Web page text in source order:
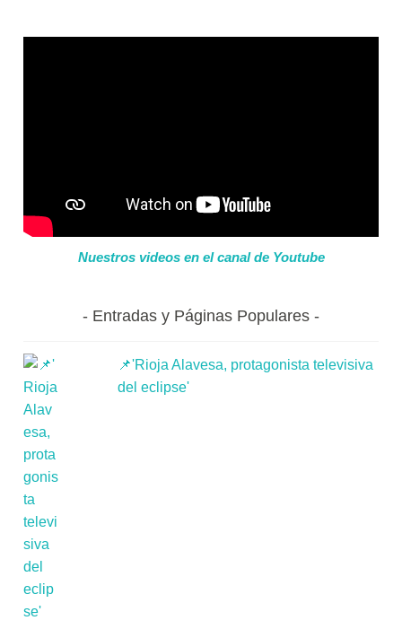
Nuestros videos en el canal de Youtube
Entradas y Páginas Populares
📌'Rioja Alavesa, protagonista televisiva
del eclipse'